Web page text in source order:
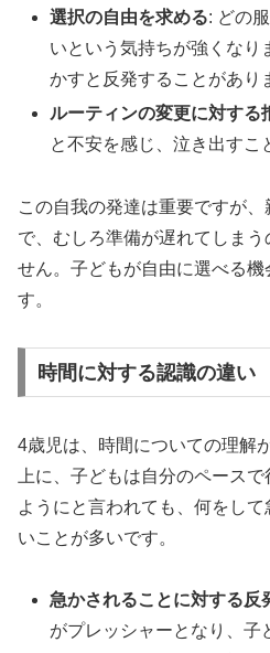
選択の自由を求める: どの
いという気持ちが強くなり
かすと反発することがあり
ルーティンの変更に対する
と不安を感じ、泣き出すこ
この自我の発達は重要ですが
で、むしろ準備が遅れてしま
せん。子どもが自由に選べる
す。
時間に対する認識の違い
4歳児は、時間についての理解
上に、子どもは自分のペース
ようにと言われても、何をし
いことが多いです。
急かされることに対する反
がプレッシャーとなり、子